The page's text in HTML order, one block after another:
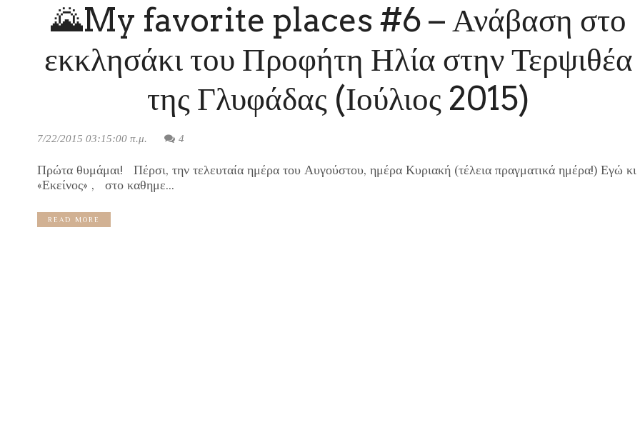
🌄My favorite places #6 – Ανάβαση στο
εκκλησάκι του Προφήτη Ηλία στην Τερψιθέα
της Γλυφάδας (Ιούλιος 2015)
7/22/2015 03:15:00 π.μ. 4
Πρώτα θυμάμαι! Πέρσι, την τελευταία ημέρα του Αυγούστου, ημέρα Κυριακή (τέλεια πραγματικά ημέρα!) Εγώ κι
«Εκείνος» , στο καθημε...
READ MORE